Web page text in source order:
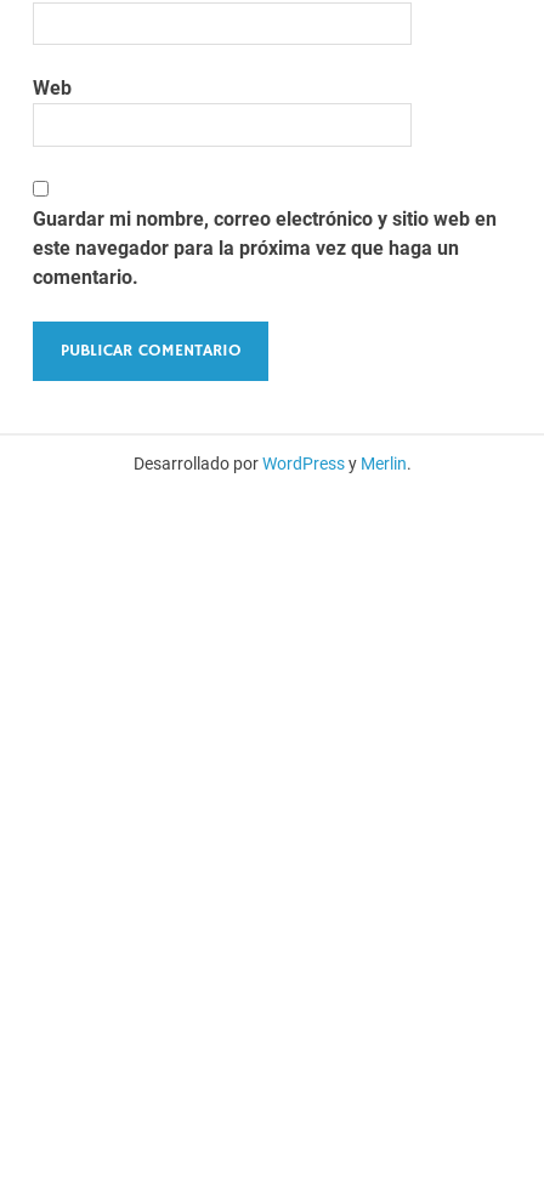
Web
Guardar mi nombre, correo electrónico y sitio web en
este navegador para la próxima vez que haga un
comentario.
Desarrollado porWordPressy Merlin.